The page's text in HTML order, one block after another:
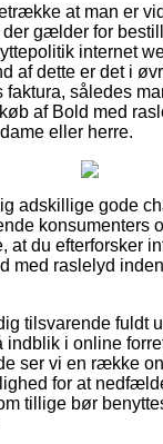
at man er
gælder for
internet
af dette er det i
således
af Bold med
eller herre.
adskillige gode
konsumenters
at du efterforsker
med raslelyd
tilsvarende fuldt
indblik i online
ser vi en række
for at
tillige bør